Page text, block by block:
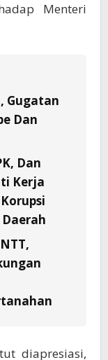
Menteri
Gugatan
Dan
Dan
Kerja
diapresiasi,